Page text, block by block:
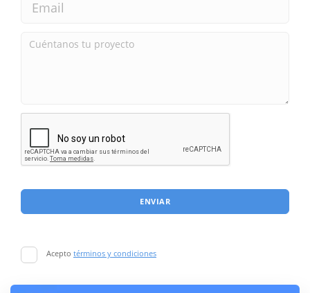
ENVIAR
Acepto términos y condiciones